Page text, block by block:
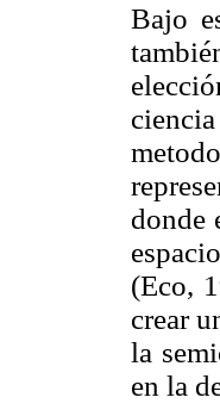
Bajo
donde
(Eco,
crear
la
en la